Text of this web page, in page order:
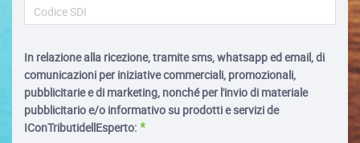
In relazione alla ricezione, tramite sms, whatsapp ed email, di
comunicazioni per iniziative commerciali, promozionali,
pubblicitarie e di marketing, nonché per l'invio di materiale
pubblicitario e/o informativo su prodotti e servizi de
IConTributidellEsperto: